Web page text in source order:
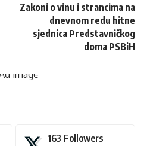
Zakoni o vinu i strancima na
dnevnom redu hitne
sjednica Predstavničkog
doma PSBiH
163 Followers